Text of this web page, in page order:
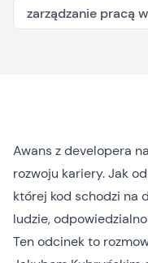
zarządzanie pracą
Awans z developera
rozwoju kariery. Jak
której kod schodzi na
ludzie,
Ten odcinek to